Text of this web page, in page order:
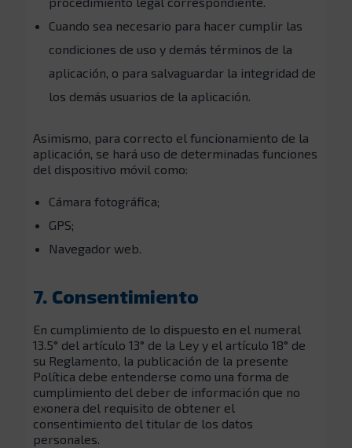
Cuando sea necesario para hacer cumplir las
condiciones de uso y demás términos de la
aplicación, o para salvaguardar la integridad de
los demás usuarios de la aplicación.
Asimismo, para correcto el funcionamiento de la
aplicación, se hará uso de determinadas funciones
del dispositivo móvil como:
Cámara fotográfica;
GPS;
Navegador web.
7. Consentimiento
En cumplimiento de lo dispuesto en el numeral
13.5° del artículo 13° de la Ley y el artículo 18° de
su Reglamento, la publicación de la presente
Política debe entenderse como una forma de
cumplimiento del deber de información que no
exonera del requisito de obtener el
consentimiento del titular de los datos
personales.